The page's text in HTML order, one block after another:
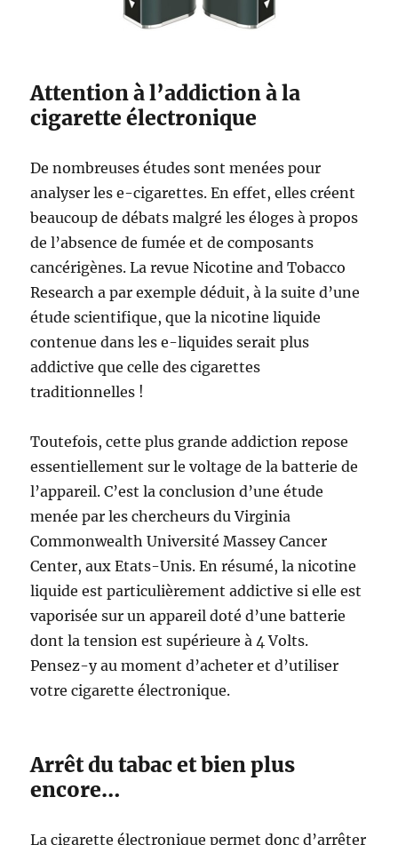
Attention à l’addiction à la
cigarette électronique
De nombreuses études sont menées pour
analyser les e-cigarettes. En effet, elles créent
beaucoup de débats malgré les éloges à propos
de l’absence de fumée et de composants
cancérigènes. La revue Nicotine and Tobacco
Research a par exemple déduit, à la suite d’une
étude scientifique, que la nicotine liquide
contenue dans les e-liquides serait plus
addictive que celle des cigarettes
traditionnelles !
Toutefois, cette plus grande addiction repose
essentiellement sur le voltage de la batterie de
l’appareil. C’est la conclusion d’une étude
menée par les chercheurs du Virginia
Commonwealth Université Massey Cancer
Center, aux Etats-Unis. En résumé, la nicotine
liquide est particulièrement addictive si elle est
vaporisée sur un appareil doté d’une batterie
dont la tension est supérieure à 4 Volts.
Pensez-y au moment d’acheter et d’utiliser
votre cigarette électronique.
Arrêt du tabac et bien plus
encore…
La cigarette électronique permet donc d’arrêter